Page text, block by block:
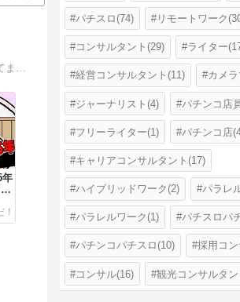
年
パチスロ(74) リモートワーク
コンサルタント(29) ライター
経営コンサルタント(11) カメ
ジャーナリスト(4) パチンコ店
フリーライター(1) パチンコ店
キャリアコンサルタント(17)
ハイブリッドワーク(2) パラレ
パラレルワーク(1) パチスロパ
パチンコパチスロ(10) 採用コ
コンサル(16) 観光コンサルタン